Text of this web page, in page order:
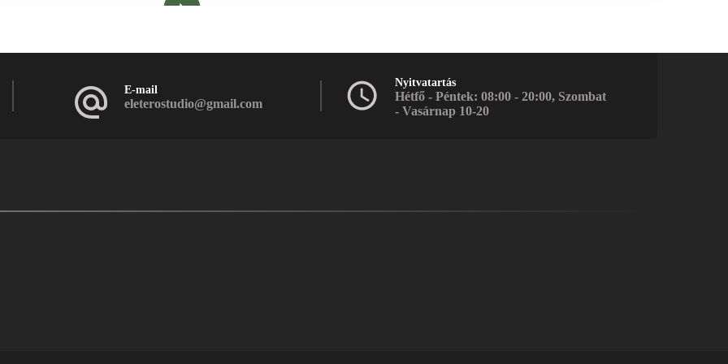
E-mail
eleterostudio@gmail.com
Nyitvatartás
Hétfő - Péntek: 08:00 - 20:00, Szombat
- Vasárnap 10-20